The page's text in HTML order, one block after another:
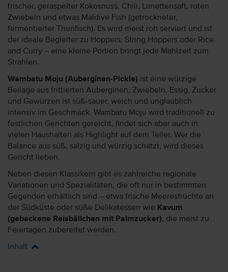
frischer, geraspelter Kokosnuss, Chili, Limettensaft, roten
Zwiebeln und etwas Maldive Fish (getrockneter,
fermentierter Thunfisch). Es wird meist roh serviert und ist
der ideale Begleiter zu Hoppers, String Hoppers oder Rice
and Curry – eine kleine Portion bringt jede Mahlzeit zum
Strahlen.
Wambatu Moju (Auberginen-Pickle) ist eine würzige
Beilage aus frittierten Auberginen, Zwiebeln, Essig, Zucker
und Gewürzen ist süß-sauer, weich und unglaublich
intensiv im Geschmack. Wambatu Moju wird traditionell zu
festlichen Gerichten gereicht, findet sich aber auch in
vielen Haushalten als Highlight auf dem Teller. Wer die
Balance aus süß, salzig und würzig schätzt, wird dieses
Gericht lieben.
Neben diesen Klassikern gibt es zahlreiche regionale
Variationen und Spezialitäten, die oft nur in bestimmten
Gegenden erhältlich sind – etwa frische Meeresfrüchte an
der Südküste oder süße Delikatessen wie Kavum
(gebackene Reisbällchen mit Palmzucker), die meist zu
Feiertagen zubereitet werden.
Inhalt